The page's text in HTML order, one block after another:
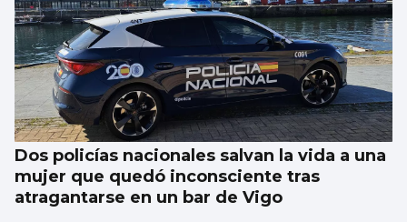
Dos policías nacionales salvan la vida a una
mujer que quedó inconsciente tras
atragantarse en un bar de Vigo